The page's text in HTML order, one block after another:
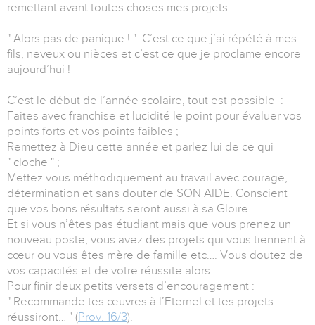
remettant avant toutes choses mes projets.
" Alors pas de panique ! " C’est ce que j’ai répété à mes
fils, neveux ou nièces et c’est ce que je proclame encore
aujourd’hui !
C’est le début de l’année scolaire, tout est possible :
Faites avec franchise et lucidité le point pour évaluer vos
points forts et vos points faibles ;
Remettez à Dieu cette année et parlez lui de ce qui
" cloche " ;
Mettez vous méthodiquement au travail avec courage,
détermination et sans douter de SON AIDE. Conscient
que vos bons résultats seront aussi à sa Gloire.
Et si vous n’êtes pas étudiant mais que vous prenez un
nouveau poste, vous avez des projets qui vous tiennent à
cœur ou vous êtes mère de famille etc…. Vous doutez de
vos capacités et de votre réussite alors :
Pour finir deux petits versets d’encouragement :
" Recommande tes œuvres à l’Eternel et tes projets
réussiront… " (Prov. 16/3).